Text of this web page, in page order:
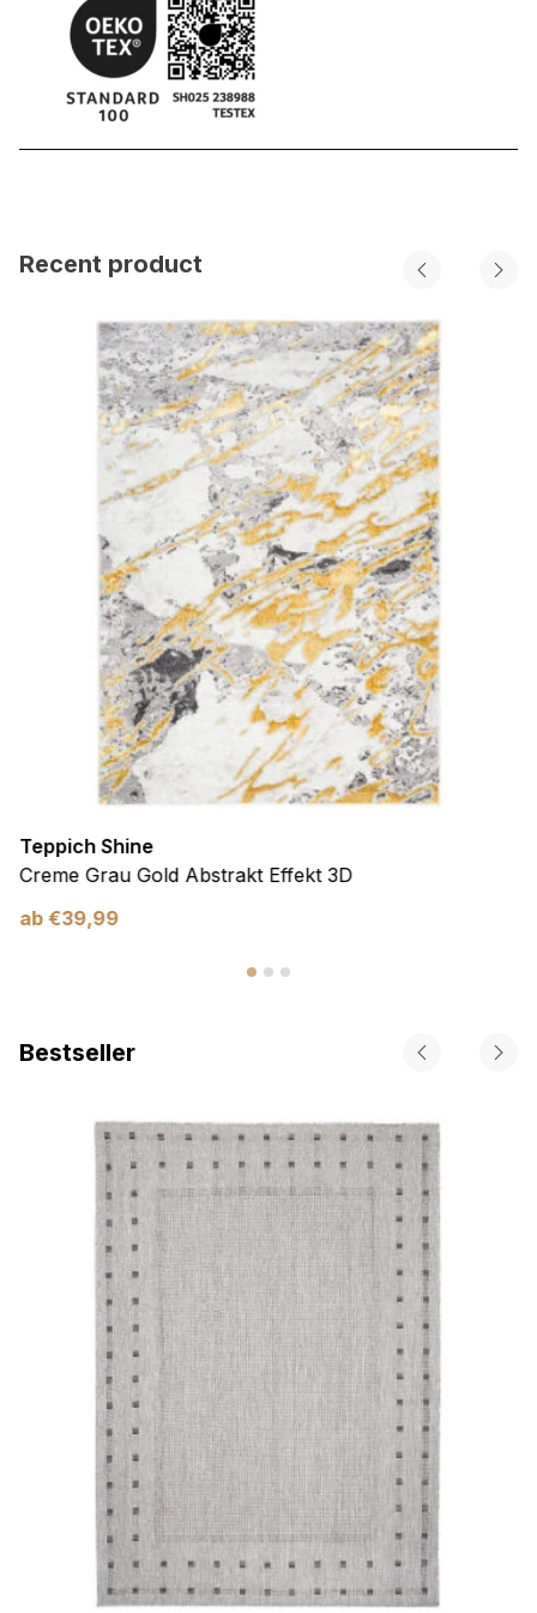
Recent product
Teppich Shine
Creme Grau Gold Abstrakt Effekt 3D
ab €39,99
Bestseller